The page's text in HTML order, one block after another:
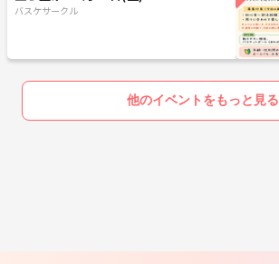
バスケサークル
他のイベントをもっと見る